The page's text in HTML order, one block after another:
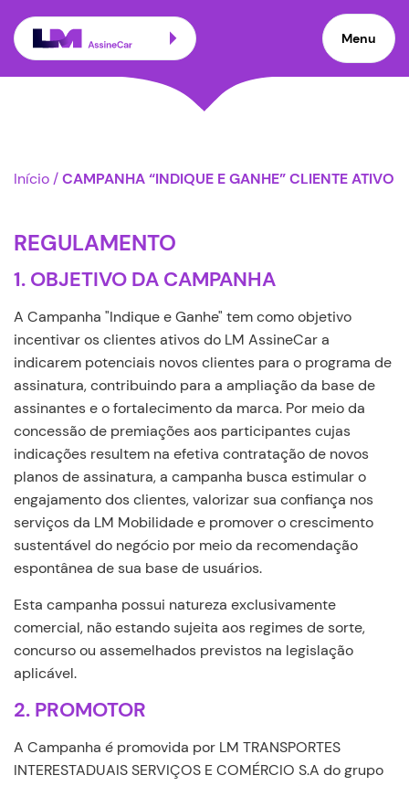
Menu
Início /CAMPANHA “INDIQUE E GANHE” CLIENTE ATIVO
REGULAMENTO
1. OBJETIVO DA CAMPANHA
A Campanha "Indique e Ganhe" tem como objetivo
incentivar os clientes ativos do LM AssineCar a
indicarem potenciais novos clientes para o programa de
assinatura, contribuindo para a ampliação da base de
assinantes e o fortalecimento da marca. Por meio da
concessão de premiações aos participantes cujas
indicações resultem na efetiva contratação de novos
planos de assinatura, a campanha busca estimular o
engajamento dos clientes, valorizar sua confiança nos
serviços da LM Mobilidade e promover o crescimento
sustentável do negócio por meio da recomendação
espontânea de sua base de usuários.
Esta campanha possui natureza exclusivamente
comercial, não estando sujeita aos regimes de sorte,
concurso ou assemelhados previstos na legislação
aplicável.
2. PROMOTOR
A Campanha é promovida por LM TRANSPORTES
INTERESTADUAIS SERVIÇOS E COMÉRCIO S.A do grupo